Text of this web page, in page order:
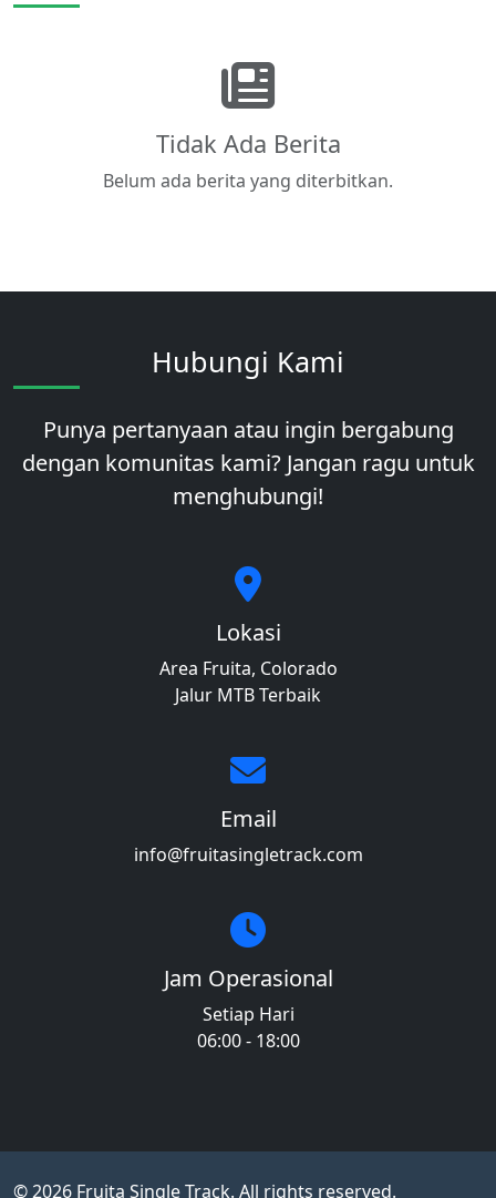
Tidak Ada Berita
Belum ada berita yang diterbitkan.
Hubungi Kami
Punya pertanyaan atau ingin bergabung
dengan komunitas kami? Jangan ragu untuk
menghubungi!
Lokasi
Area Fruita, Colorado
Jalur MTB Terbaik
Email
info@fruitasingletrack.com
Jam Operasional
Setiap Hari
06:00 - 18:00
© 2026 Fruita Single Track. All rights reserved.